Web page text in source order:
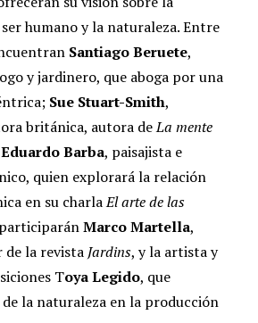
humano y la naturaleza. Entre
Santiago Beruete,
y jardinero, que aboga por una
Sue Stuart-Smith,
británica, autora deLa mente
Eduardo Barba, paisajista e
quien explorará la relación
en su charlaEl arte de las
Marco Martella,
la revista Jardins, y la artista y
Toya Legido, que
la naturaleza en la producción